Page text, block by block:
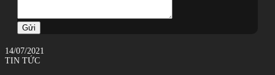
Gửi
14/07/2021
TIN TỨC